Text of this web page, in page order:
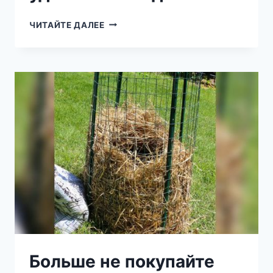
ЧИТАЙТЕ ДАЛЕЕОГУРЦЫ
УДОБНО
И
ВЫГОДНО!
Больше не покупайте